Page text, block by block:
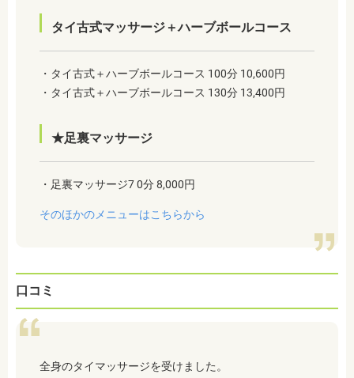
タイ古式マッサージ＋ハーブボールコース
・タイ古式＋ハーブボールコース 100分 10,600円
・タイ古式＋ハーブボールコース 130分 13,400円
★足裏マッサージ
・足裏マッサージ7 0分 8,000円
そのほかのメニューはこちらから
口コミ
全身のタイマッサージを受けました。